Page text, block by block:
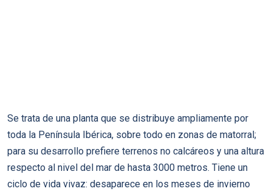
Se trata de una planta que se distribuye ampliamente por
toda la Península Ibérica, sobre todo en zonas de matorral;
para su desarrollo prefiere terrenos no calcáreos y una altura
respecto al nivel del mar de hasta 3000 metros. Tiene un
ciclo de vida vivaz: desaparece en los meses de invierno